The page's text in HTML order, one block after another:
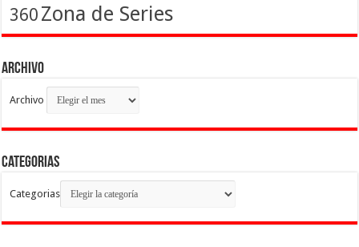
360 Zona de Series
Archivo
Archivo
Categorias
Categorias